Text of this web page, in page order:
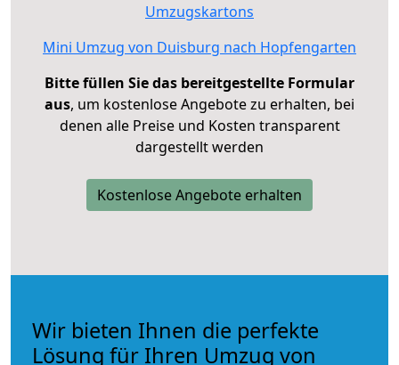
Umzugskartons
Mini Umzug von Duisburg nach Hopfengarten
Bitte füllen Sie das bereitgestellte Formular
aus, um kostenlose Angebote zu erhalten, bei
denen alle Preise und Kosten transparent
dargestellt werden
Kostenlose Angebote erhalten
Wir bieten Ihnen die perfekte
Lösung für Ihren Umzug von